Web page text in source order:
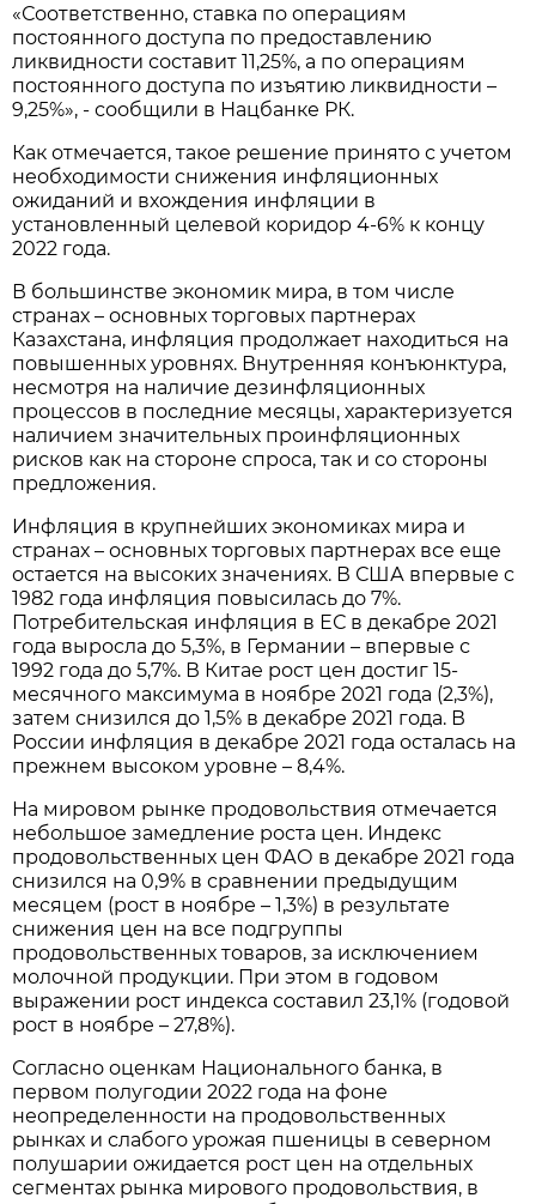
«Соответственно, ставка по операциям
постоянного доступа по предоставлению
ликвидности составит 11,25%, а по операциям
постоянного доступа по изъятию ликвидности –
9,25%», - сообщили в Нацбанке РК.
Как отмечается, такое решение принято с учетом
необходимости снижения инфляционных
ожиданий и вхождения инфляции в
установленный целевой коридор 4-6% к концу
2022 года.
В большинстве экономик мира, в том числе
странах – основных торговых партнерах
Казахстана, инфляция продолжает находиться на
повышенных уровнях. Внутренняя конъюнктура,
несмотря на наличие дезинфляционных
процессов в последние месяцы, характеризуется
наличием значительных проинфляционных
рисков как на стороне спроса, так и со стороны
предложения.
Инфляция в крупнейших экономиках мира и
странах – основных торговых партнерах все еще
остается на высоких значениях. В США впервые с
1982 года инфляция повысилась до 7%.
Потребительская инфляция в ЕС в декабре 2021
года выросла до 5,3%, в Германии – впервые с
1992 года до 5,7%. В Китае рост цен достиг 15-
месячного максимума в ноябре 2021 года (2,3%),
затем снизился до 1,5% в декабре 2021 года. В
России инфляция в декабре 2021 года осталась на
прежнем высоком уровне – 8,4%.
На мировом рынке продовольствия отмечается
небольшое замедление роста цен. Индекс
продовольственных цен ФАО в декабре 2021 года
снизился на 0,9% в сравнении предыдущим
месяцем (рост в ноябре – 1,3%) в результате
снижения цен на все подгруппы
продовольственных товаров, за исключением
молочной продукции. При этом в годовом
выражении рост индекса составил 23,1% (годовой
рост в ноябре – 27,8%).
Согласно оценкам Национального банка, в
первом полугодии 2022 года на фоне
неопределенности на продовольственных
рынках и слабого урожая пшеницы в северном
полушарии ожидается рост цен на отдельных
сегментах рынка мирового продовольствия, в